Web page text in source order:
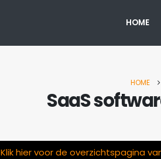
HOME
HOME
SaaS
Klik hier voor de overzichtspagina